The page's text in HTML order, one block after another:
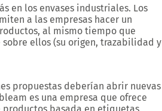
en los envases industriales. Los
a las empresas hacer un
al mismo tiempo que
ellos (su origen, trazabilidad y
propuestas deberían abrir nuevas
es una empresa que ofrece